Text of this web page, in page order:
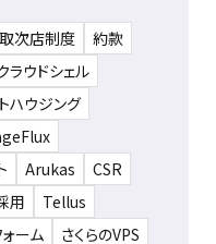
取次店制度
約款
ラウドシェル
ハウジング
Arukas
CSR
用
Tellus
ォーム
さくらのVPS